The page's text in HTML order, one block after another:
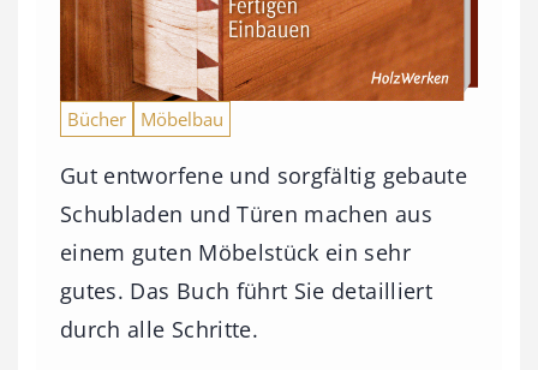
Bücher Möbelbau
Gut entworfene und sorgfältig gebaute
Schubladen und Türen machen aus
einem guten Möbelstück ein sehr
gutes. Das Buch führt Sie detailliert
durch alle Schritte.